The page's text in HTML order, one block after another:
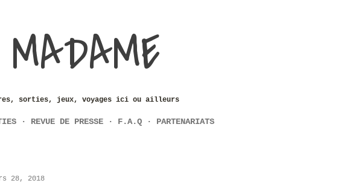
sorties, jeux, voyages ici ou ailleurs
REVUE DE PRESSE F.A.Q PARTENARIATS
28, 2018